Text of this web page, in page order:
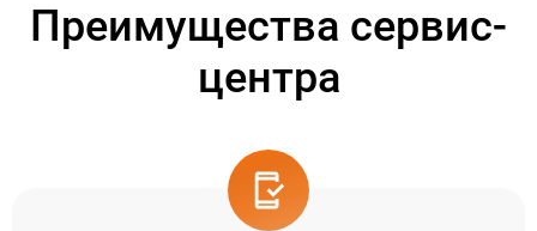
Преимущества сервис-
центра